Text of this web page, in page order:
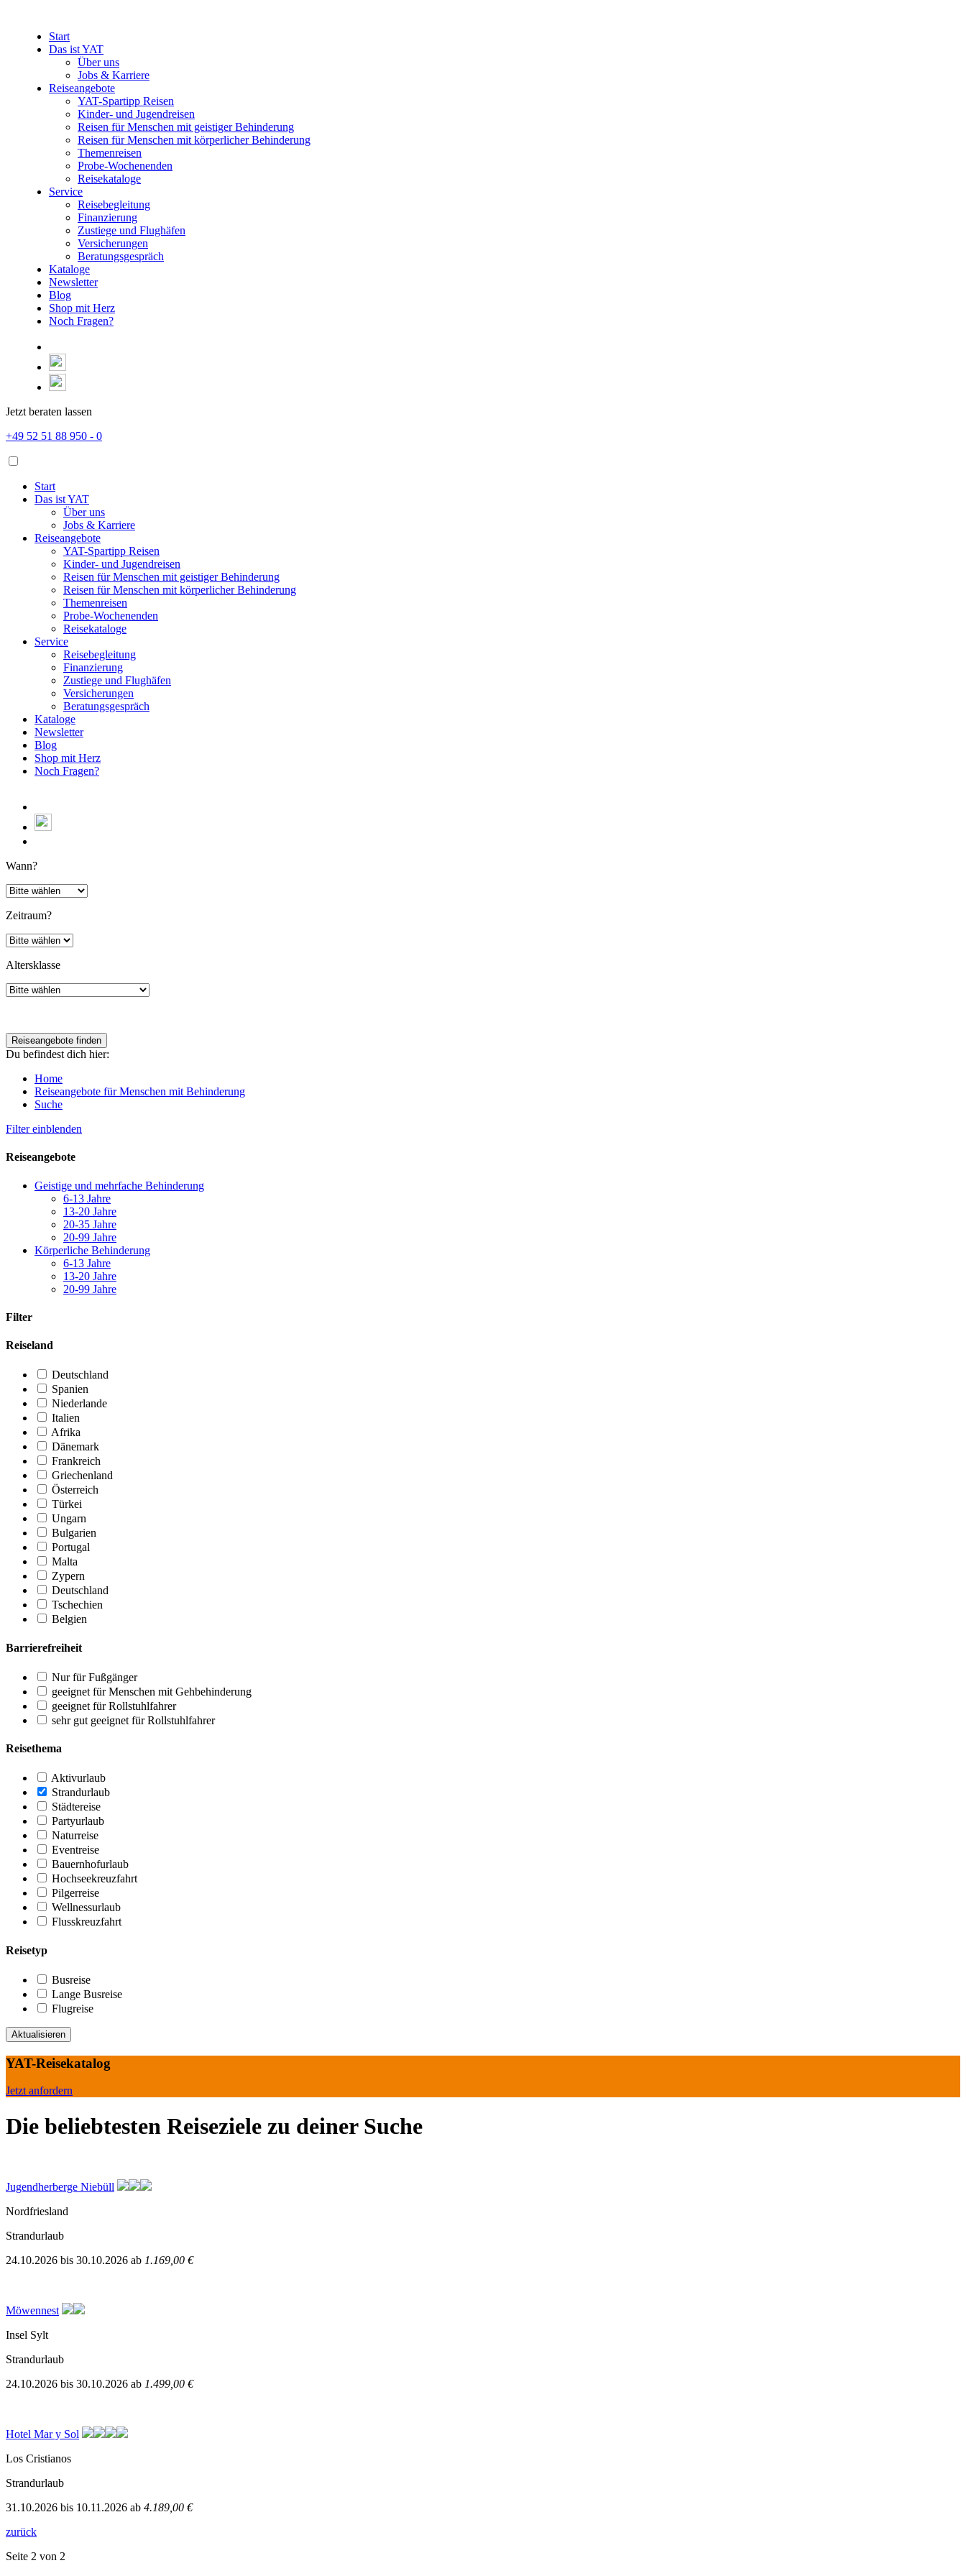
Start
Das ist YAT
Über uns
Jobs & Karriere
Reiseangebote
YAT-Spartipp Reisen
Kinder- und Jugendreisen
Reisen für Menschen mit geistiger Behinderung
Reisen für Menschen mit körperlicher Behinderung
Themenreisen
Probe-Wochenenden
Reisekataloge
Service
Reisebegleitung
Finanzierung
Zustiege und Flughäfen
Versicherungen
Beratungsgespräch
Kataloge
Newsletter
Blog
Shop mit Herz
Noch Fragen?
Jetzt beraten lassen
+49 52 51 88 950 - 0
Start
Das ist YAT
Über uns
Jobs & Karriere
Reiseangebote
YAT-Spartipp Reisen
Kinder- und Jugendreisen
Reisen für Menschen mit geistiger Behinderung
Reisen für Menschen mit körperlicher Behinderung
Themenreisen
Probe-Wochenenden
Reisekataloge
Service
Reisebegleitung
Finanzierung
Zustiege und Flughäfen
Versicherungen
Beratungsgespräch
Kataloge
Newsletter
Blog
Shop mit Herz
Noch Fragen?
Wann?
Zeitraum?
Altersklasse
Du befindest dich hier:
Home
Reiseangebote für Menschen mit Behinderung
Suche
Filter einblenden
Reiseangebote
Geistige und mehrfache Behinderung
6-13 Jahre
13-20 Jahre
20-35 Jahre
20-99 Jahre
Körperliche Behinderung
6-13 Jahre
13-20 Jahre
20-99 Jahre
Filter
Reiseland
Deutschland
Spanien
Niederlande
Italien
Afrika
Dänemark
Frankreich
Griechenland
Österreich
Türkei
Ungarn
Bulgarien
Portugal
Malta
Zypern
Deutschland
Tschechien
Belgien
Barrierefreiheit
Nur für Fußgänger
geeignet für Menschen mit Gehbehinderung
geeignet für Rollstuhlfahrer
sehr gut geeignet für Rollstuhlfahrer
Reisethema
Aktivurlaub
Strandurlaub
Städtereise
Partyurlaub
Naturreise
Eventreise
Bauernhofurlaub
Hochseekreuzfahrt
Pilgerreise
Wellnessurlaub
Flusskreuzfahrt
Reisetyp
Busreise
Lange Busreise
Flugreise
YAT-Reisekatalog
Jetzt anfordern
Die beliebtesten Reiseziele zu deiner Suche
Jugendherberge Niebüll
Nordfriesland
Strandurlaub
24.10.2026 bis 30.10.2026 ab 1.169,00 €
Möwennest
Insel Sylt
Strandurlaub
24.10.2026 bis 30.10.2026 ab 1.499,00 €
Hotel Mar y Sol
Los Cristianos
Strandurlaub
31.10.2026 bis 10.11.2026 ab 4.189,00 €
zurück
Seite 2 von 2